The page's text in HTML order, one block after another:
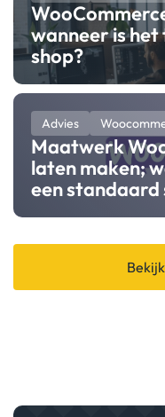
wanneer is
shop?
Advies
Maatwerk
laten maken;
een standaard